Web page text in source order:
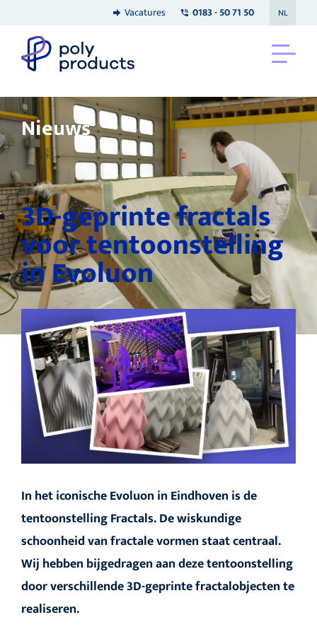
Vacatures 0183 - 50 71 50 NL
Nieuws
3D-geprinte fractals
voor tentoonstelling
in Evoluon
In het iconischeEvoluon in Eindhoven is de
tentoonstelling Fractals. De wiskundige
schoonheid van fractale vormen staat centraal.
Wij hebben bijgedragen aan deze tentoonstelling
door verschillende 3D-geprinte fractalobjecten te
realiseren.